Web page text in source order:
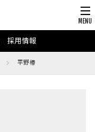
採用情報
平野椿